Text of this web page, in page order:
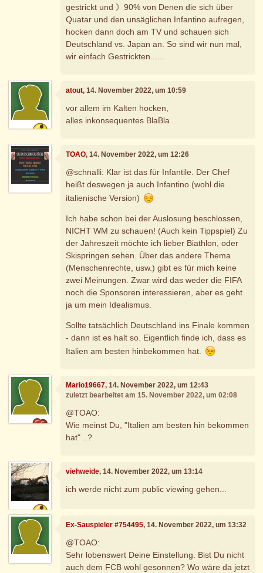
gestrickt und 》90% von Denen die sich über
Quatar und den unsäglichen Infantino aufregen,
hocken dann doch am TV und schauen sich
Deutschland vs. Japan an. So sind wir nun mal,
wir einfach Gestrickten......
atout, 14. November 2022, um 10:59
vor allem im Kalten hocken,
alles inkonsequentes BlaBla
TOAO, 14. November 2022, um 12:26
@schnalli: Klar ist das für Infantile. Der Chef
heißt deswegen ja auch Infantino (wohl die
italienische Version)
Ich habe schon bei der Auslosung beschlossen,
NICHT WM zu schauen! (Auch kein Tippspiel) Zu
der Jahreszeit möchte ich lieber Biathlon, oder
Skispringen sehen. Über das andere Thema
(Menschenrechte, usw.) gibt es für mich keine
zwei Meinungen. Zwar wird das weder die FIFA
noch die Sponsoren interessieren, aber es geht
ja um mein Idealismus.
Sollte tatsächlich Deutschland ins Finale kommen
- dann ist es halt so. Eigentlich finde ich, dass es
Italien am besten hinbekommen hat.
Mario19667, 14. November 2022, um 12:43
zuletzt bearbeitet am 15. November 2022, um 02:08
@TOAO:
Wie meinst Du, "Italien am besten hin bekommen
hat" ..?
viehweide, 14. November 2022, um 13:14
ich werde nicht zum public viewing gehen...
Ex-Sauspieler #754495, 14. November 2022, um 13:32
@TOAO:
Sehr lobenswert Deine Einstellung. Bist Du nicht
auch dem FCB wohl gesonnen? Wo wäre da jetzt